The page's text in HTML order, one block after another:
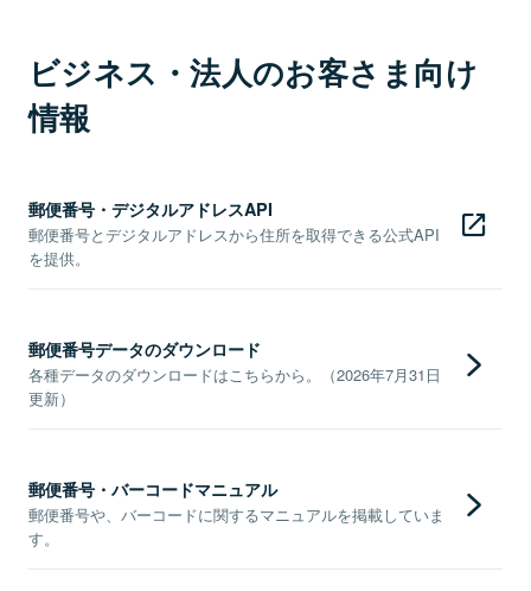
ビジネス・法人のお客さま向け
情報
郵便番号・デジタルアドレスAPI
郵便番号とデジタルアドレスから住所を取得できる公式API
を提供。
郵便番号データのダウンロード
各種データのダウンロードはこちらから。（2026年7月31日
更新）
郵便番号・バーコードマニュアル
郵便番号や、バーコードに関するマニュアルを掲載していま
す。